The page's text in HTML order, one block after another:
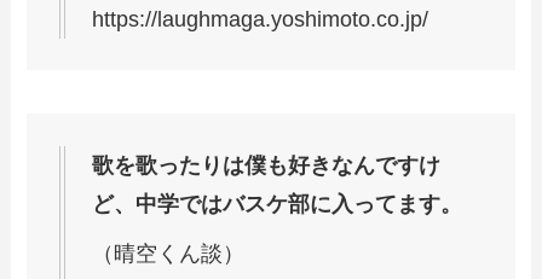
https://laughmaga.yoshimoto.co.jp/
歌を歌ったりは僕も好きなんですけ
ど、中学ではバスケ部に入ってます。
（晴空くん談）